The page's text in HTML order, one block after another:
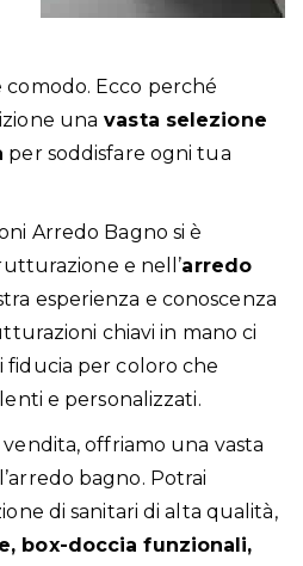
Ecco perché
una vasta selezione
per soddisfare ogni tua
Arredo Bagno si è
e nell’arredo
esperienza e conoscenza
chiavi in mano ci
fiducia per coloro che
e personalizzati.
offriamo una vasta
bagno. Potrai
di sanitari di alta qualità,
box-doccia funzionali,